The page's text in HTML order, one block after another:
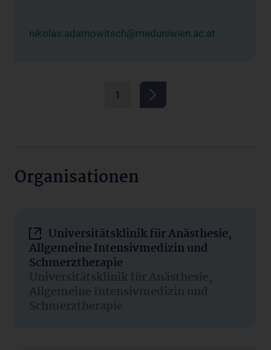
nikolas.adamowitsch@meduniwien.ac.at
1
Organisationen
Universitätsklinik für Anästhesie,
Allgemeine Intensivmedizin und
Schmerztherapie
Universitätsklinik für Anästhesie,
Allgemeine Intensivmedizin und
Schmerztherapie